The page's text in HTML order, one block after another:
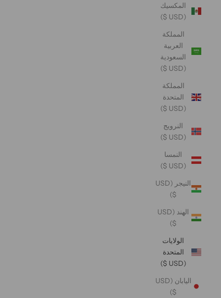
المكسيك
(USD $)
المملكة
العربية
السعودية
(USD $)
المملكة
المتحدة
(USD $)
النرويج
(USD $)
النمسا
(USD $)
النيجر (USD
$)
الهند (USD
$)
الولايات
المتحدة
(USD $)
اليابان (USD
$)